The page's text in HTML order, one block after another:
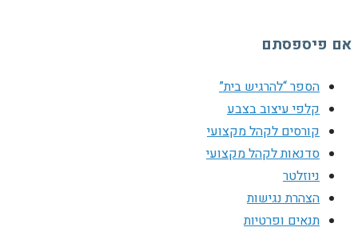
אם פיספסתם
הספר “להרגיש בית”
קלפי עיצוב בצבע
קורסים לקהל מקצועי
סדנאות לקהל מקצועי
ניוזלטר
הצהרת נגישות
תנאים ופרטיות